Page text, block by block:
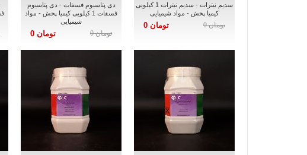
سدیم نیترات - سدیم نیترات 1 کیلویی
کیمیا پخش - مواد شیمیایی
تومان 0 تومان 0
دی پتاسیوم فسفات - دی پتاسیوم
فسفات 1 کیلویی کیمیا پخش - مواد
شیمیایی
تومان 0 تومان 0